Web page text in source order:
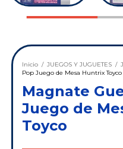
Inicio / JUEGOS Y JUGUETES /
Pop Juego de Mesa Huntrix Toyco
Magnate
Juego de
Toyco